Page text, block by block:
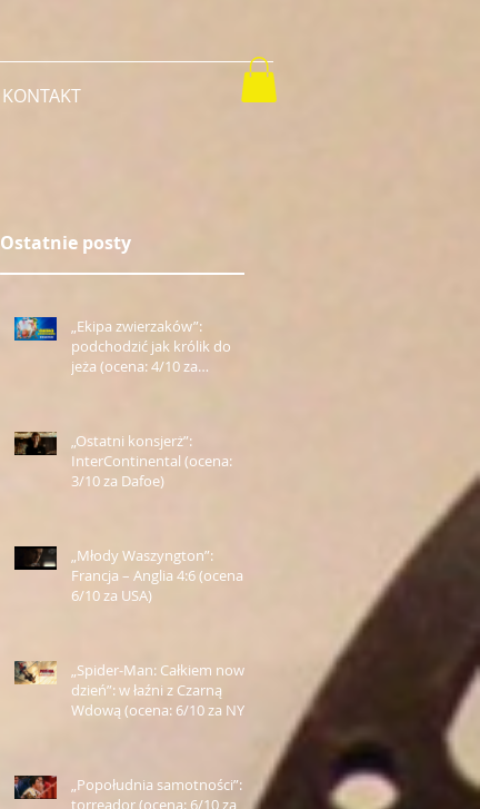
KONTAKT
Ostatnie posty
„Ekipa zwierzaków”:
podchodzić jak królik do
jeża (ocena: 4/10 za
„Ostatni konsjerż”:
InterContinental (ocena:
3/10 za Dafoe)
„Młody Waszyngton”:
Francja – Anglia 4:6 (ocena:
6/10 za USA)
„Spider-Man: Całkiem nowy
dzień”: w łaźni z Czarną
Wdową (ocena: 6/10 za NY)
„Popołudnia samotności”:
torreador (ocena: 6/10 za